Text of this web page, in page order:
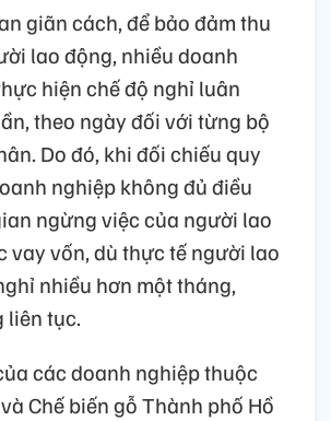
giãn cách, để bảo đảm thu
lao động, nhiều doanh
hiện chế độ nghỉ luân
theo ngày đối với từng bộ
Do đó, khi đối chiếu quy
nghiệp không đủ điều
ngừng việc của người lao
vay vốn, dù thực tế người lao
nhiều hơn một tháng,
liên tục.
các doanh nghiệp thuộc
Chế biến gỗ Thành phố Hồ